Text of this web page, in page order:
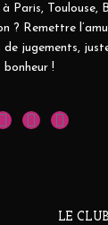
Paris, Toulouse,
? Remettre
de jugements,
bonheur !
LE